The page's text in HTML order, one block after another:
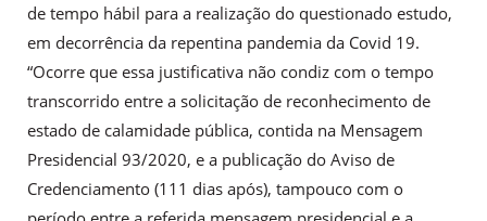
de tempo hábil para a realização do questionado estudo,
em decorrência da repentina pandemia da Covid 19.
“Ocorre que essa justificativa não condiz com o tempo
transcorrido entre a solicitação de reconhecimento de
estado de calamidade pública, contida na Mensagem
Presidencial 93/2020, e a publicação do Aviso de
Credenciamento (111 dias após), tampouco com o